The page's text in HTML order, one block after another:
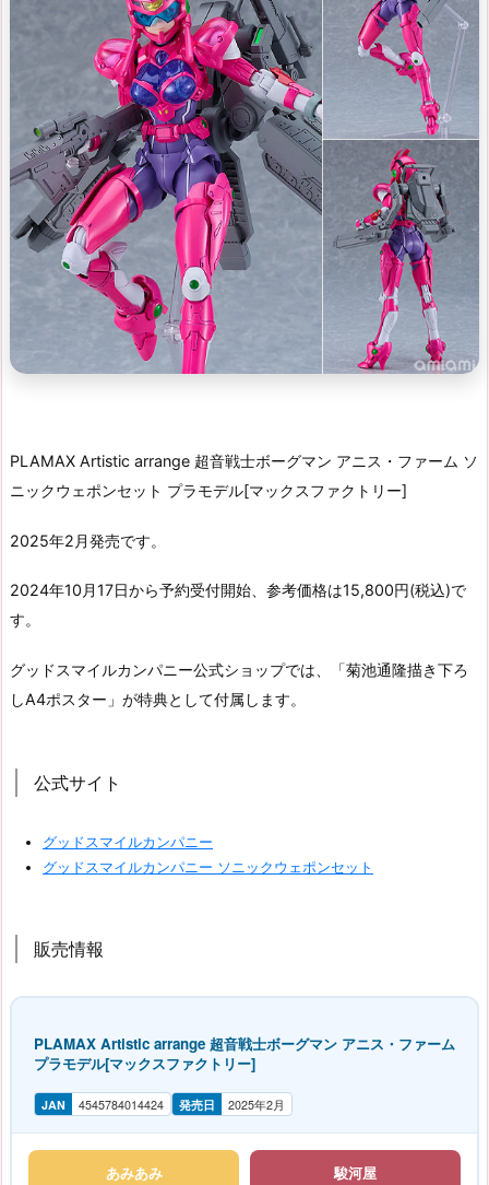
PLAMAX Artistic arrange 超音戦士ボーグマン アニス・ファーム ソ
ニックウェポンセット プラモデル[マックスファクトリー]
2025年2月発売です。
2024年10月17日から予約受付開始、参考価格は15,800円(税込)で
す。
グッドスマイルカンパニー公式ショップでは、「菊池通隆描き下ろ
しA4ポスター」が特典として付属します。
公式サイト
グッドスマイルカンパニー
グッドスマイルカンパニー ソニックウェポンセット
販売情報
PLAMAX Artistic arrange 超音戦士ボーグマン アニス・ファーム
プラモデル[マックスファクトリー]
JAN 4545784014424 発売日 2025年2月
あみあみ 駿河屋